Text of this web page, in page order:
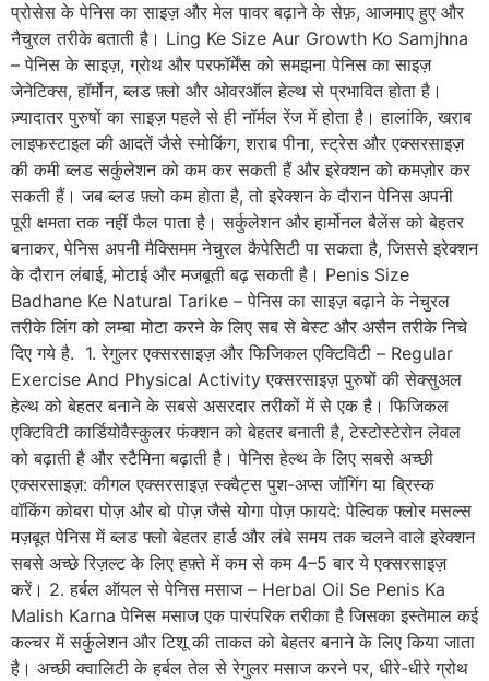
प्रोसेस के पेनिस का साइज़ और मेल पावर बढ़ाने के सेफ़, आजमाए हुए और
नैचुरल तरीके बताती है। Ling Ke Size Aur Growth Ko Samjhna
– पेनिस के साइज़, ग्रोथ और परफॉर्मेंस को समझना पेनिस का साइज़
जेनेटिक्स, हॉर्मोन, ब्लड फ़्लो और ओवरऑल हेल्थ से प्रभावित होता है।
ज़्यादातर पुरुषों का साइज़ पहले से ही नॉर्मल रेंज में होता है। हालांकि, खराब
लाइफस्टाइल की आदतें जैसे स्मोकिंग, शराब पीना, स्ट्रेस और एक्सरसाइज़
की कमी ब्लड सर्कुलेशन को कम कर सकती हैं और इरेक्शन को कमज़ोर कर
सकती हैं। जब ब्लड फ़्लो कम होता है, तो इरेक्शन के दौरान पेनिस अपनी
पूरी क्षमता तक नहीं फैल पाता है। सर्कुलेशन और हार्मोनल बैलेंस को बेहतर
बनाकर, पेनिस अपनी मैक्सिमम नेचुरल कैपेसिटी पा सकता है, जिससे इरेक्शन
के दौरान लंबाई, मोटाई और मजबूती बढ़ सकती है। Penis Size
Badhane Ke Natural Tarike – पेनिस का साइज़ बढ़ाने के नेचुरल
तरीके लिंग को लम्बा मोटा करने के लिए सब से बेस्ट और असैन तरीके निचे
दिए गये है. 1. रेगुलर एक्सरसाइज़ और फिजिकल एक्टिविटी – Regular
Exercise And Physical Activity एक्सरसाइज़ पुरुषों की सेक्सुअल
हेल्थ को बेहतर बनाने के सबसे असरदार तरीकों में से एक है। फिजिकल
एक्टिविटी कार्डियोवैस्कुलर फंक्शन को बेहतर बनाती है, टेस्टोस्टेरोन लेवल
को बढ़ाती है और स्टैमिना बढ़ाती है। पेनिस हेल्थ के लिए सबसे अच्छी
एक्सरसाइज़: कीगल एक्सरसाइज़ स्क्वैट्स पुश-अप्स जॉगिंग या ब्रिस्क
वॉकिंग कोबरा पोज़ और बो पोज़ जैसे योगा पोज़ फायदे: पेल्विक फ्लोर मसल्स
मज़बूत पेनिस में ब्लड फ्लो बेहतर हार्ड और लंबे समय तक चलने वाले इरेक्शन
सबसे अच्छे रिज़ल्ट के लिए हफ़्ते में कम से कम 4–5 बार ये एक्सरसाइज़
करें। 2. हर्बल ऑयल से पेनिस मसाज – Herbal Oil Se Penis Ka
Malish Karna पेनिस मसाज एक पारंपरिक तरीका है जिसका इस्तेमाल कई
कल्चर में सर्कुलेशन और टिशू की ताकत को बेहतर बनाने के लिए किया जाता
है। अच्छी क्वालिटी के हर्बल तेल से रेगुलर मसाज करने पर, धीरे-धीरे ग्रोथ